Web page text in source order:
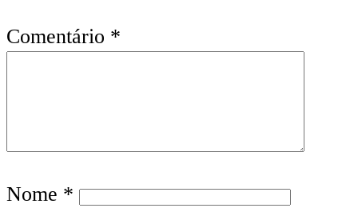
Comentário *
Nome *